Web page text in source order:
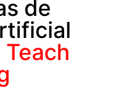
de
Teach